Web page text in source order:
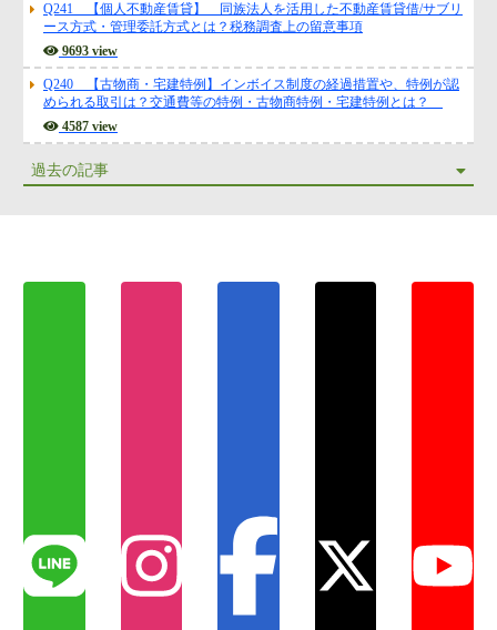
Q241 【個人不動産賃貸】 同族法人を活用した不動産賃貸借/サブリ
ース方式・管理委託方式とは？税務調査上の留意事項
9693 view
Q240 【古物商・宅建特例】インボイス制度の経過措置や、特例が認
められる取引は？交通費等の特例・古物商特例・宅建特例とは？
4587 view
過去の記事